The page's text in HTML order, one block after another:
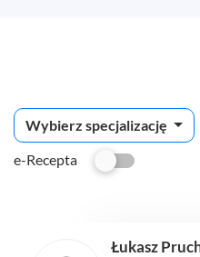
Wybierz specjalizację
e-Recepta
Łukasz